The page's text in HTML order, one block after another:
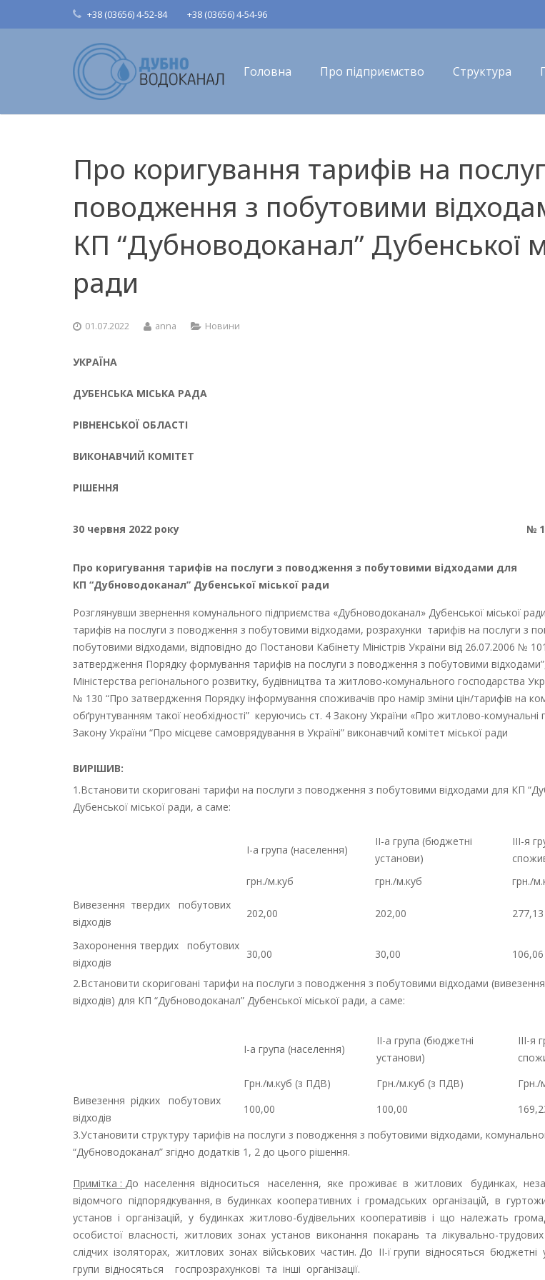
+38 (03656) 4-52-84 +38 (03656) 4-54-96
Головна Про підприємство Структура
Про коригування тарифів на
поводження з побутовими
КП “Дубноводоканал” Дубенської
ради
01.07.2022 anna Новини
УКРАЇНА
ДУБЕНСЬКА МІСЬКА РАДА
РІВНЕНСЬКОЇ ОБЛАСТІ
ВИКОНАВЧИЙ КОМІТЕТ
РІШЕННЯ
30 червня 2022 року №
Про коригування тарифів на послуги з поводження з побутовими відходами для
КП “Дубноводоканал” Дубенської міської ради
Розглянувши звернення комунального підприємства «Дубноводоканал» Дубенської міської
тарифів на послуги з поводження з побутовими відходами, розрахунки тарифів на послуги з
побутовими відходами, відповідно до Постанови Кабінету Міністрів України від 26.07.2006 №
затвердження Порядку формування тарифів на послуги з поводження з побутовими
Міністерства регіонального розвитку, будівництва та житлово-комунального господарства
№ 130 “Про затвердження Порядку інформування споживачів про намір зміни цін/тарифів на
обґрунтуванням такої необхідності” керуючись ст. 4 Закону України «Про житлово-комунальні
Закону України “Про місцеве самоврядування в Україні” виконавчий комітет міської ради
ВИРІШИВ:
1.Встановити скориговані тарифи на послуги з поводження з побутовими відходами для КП
Дубенської міської ради, а саме:
І-а група (населення)
ІІ-а група (бюджетні
установи)
ІІІ-я
грн./м.куб
грн./м.куб
грн./
Вивезення твердих побутових
відходів
202,00 202,00 277,13
Захоронення твердих побутових
відходів
30,00 30,00 106,06
2.Встановити скориговані тарифи на послуги з поводження з побутовими відходами
відходів) для КП “Дубноводоканал” Дубенської міської ради, а саме:
І-а група (населення)
ІІ-а група (бюджетні
установи)
ІІІ-я
Грн./м.куб (з ПДВ)
Грн./м.куб (з ПДВ)
Грн./
Вивезення рідких побутових
відходів
100,00 100,00
3.Установити структуру тарифів на послуги з поводження з побутовими відходами,
“Дубноводоканал” згідно додатків 1, 2 до цього рішення.
Примітка : До населення відноситься населення, яке проживає в житлових будинках,
відомчого підпорядкування, в будинках кооперативних і громадських організацій, в
установ і організацій, у будинках житлово-будівельних кооперативів і що належать
особистої власності, житлових зонах установ виконання покарань та лікувально-трудових
слідчих ізоляторах, житлових зонах військових частин. До ІІ-ї групи відносяться бюджетні
групи відносяться госпрозрахункові та інші організації.